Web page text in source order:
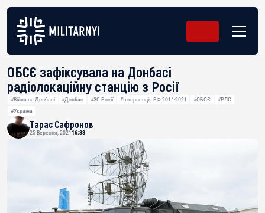
ОБСЄ зафіксувала на Донбасі
радіолокаційну станцію з Росії
#Війна на Донбасі #Донбас #ЗС Росії #Інтервенція РФ 2014-2021 #ОБСЄ
#РЛС
#Україна
Тарас Сафронов
25 Вересня, 2021 16:33